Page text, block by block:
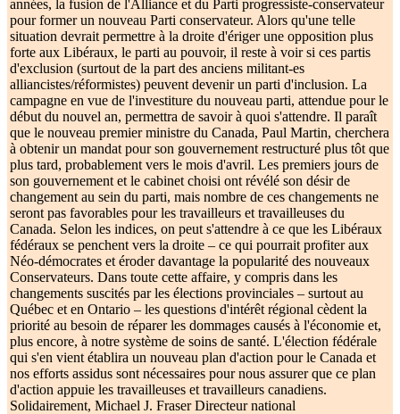
années, la fusion de l'Alliance et du Parti progressiste-conservateur
pour former un nouveau Parti conservateur. Alors qu'une telle
situation devrait permettre à la droite d'ériger une opposition plus
forte aux Libéraux, le parti au pouvoir, il reste à voir si ces partis
d'exclusion (surtout de la part des anciens militant-es
alliancistes/réformistes) peuvent devenir un parti d'inclusion. La
campagne en vue de l'investiture du nouveau parti, attendue pour le
début du nouvel an, permettra de savoir à quoi s'attendre. Il paraît
que le nouveau premier ministre du Canada, Paul Martin, cherchera
à obtenir un mandat pour son gouvernement restructuré plus tôt que
plus tard, probablement vers le mois d'avril. Les premiers jours de
son gouvernement et le cabinet choisi ont révélé son désir de
changement au sein du parti, mais nombre de ces changements ne
seront pas favorables pour les travailleurs et travailleuses du
Canada. Selon les indices, on peut s'attendre à ce que les Libéraux
fédéraux se penchent vers la droite – ce qui pourrait profiter aux
Néo-démocrates et éroder davantage la popularité des nouveaux
Conservateurs. Dans toute cette affaire, y compris dans les
changements suscités par les élections provinciales – surtout au
Québec et en Ontario – les questions d'intérêt régional cèdent la
priorité au besoin de réparer les dommages causés à l'économie et,
plus encore, à notre système de soins de santé. L'élection fédérale
qui s'en vient établira un nouveau plan d'action pour le Canada et
nos efforts assidus sont nécessaires pour nous assurer que ce plan
d'action appuie les travailleuses et travailleurs canadiens.
Solidairement, Michael J. Fraser Directeur national